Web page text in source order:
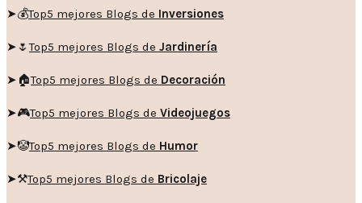
➤💰Top5 mejores Blogs de Inversiones
➤🌷Top5 mejores Blogs de Jardinería
➤🏠Top5 mejores Blogs de Decoración
➤🎮Top5 mejores Blogs de Videojuegos
➤🤡Top5 mejores Blogs de Humor
➤⚒️Top5 mejores Blogs de Bricolaje